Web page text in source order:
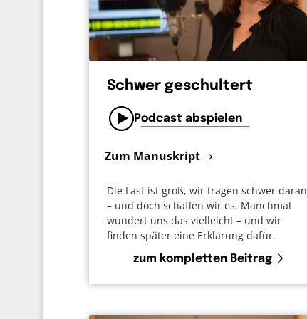
Schwer geschultert
Podcast abspielen
Zum Manuskript
Die Last ist groß, wir tragen schwer daran
– und doch schaffen wir es. Manchmal
wundert uns das vielleicht – und wir
finden später eine Erklärung dafür.
zum kompletten Beitrag